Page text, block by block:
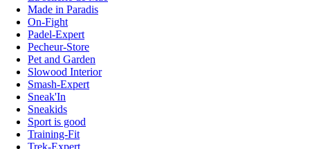
Made in Paradis
On-Fight
Padel-Expert
Pecheur-Store
Pet and Garden
Slowood Interior
Smash-Expert
Sneak'In
Sneakids
Sport is good
Training-Fit
Trek-Expert